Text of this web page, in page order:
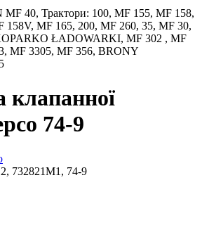
40, Трактори: 100, MF 155, MF 158,
158V, MF 165, 200, MF 260, 35, MF 30,
ŁADOWARKI, MF 302 , MF
MF 3305, MF 356, BRONY
клапанної
74-9
732821M1, 74-9